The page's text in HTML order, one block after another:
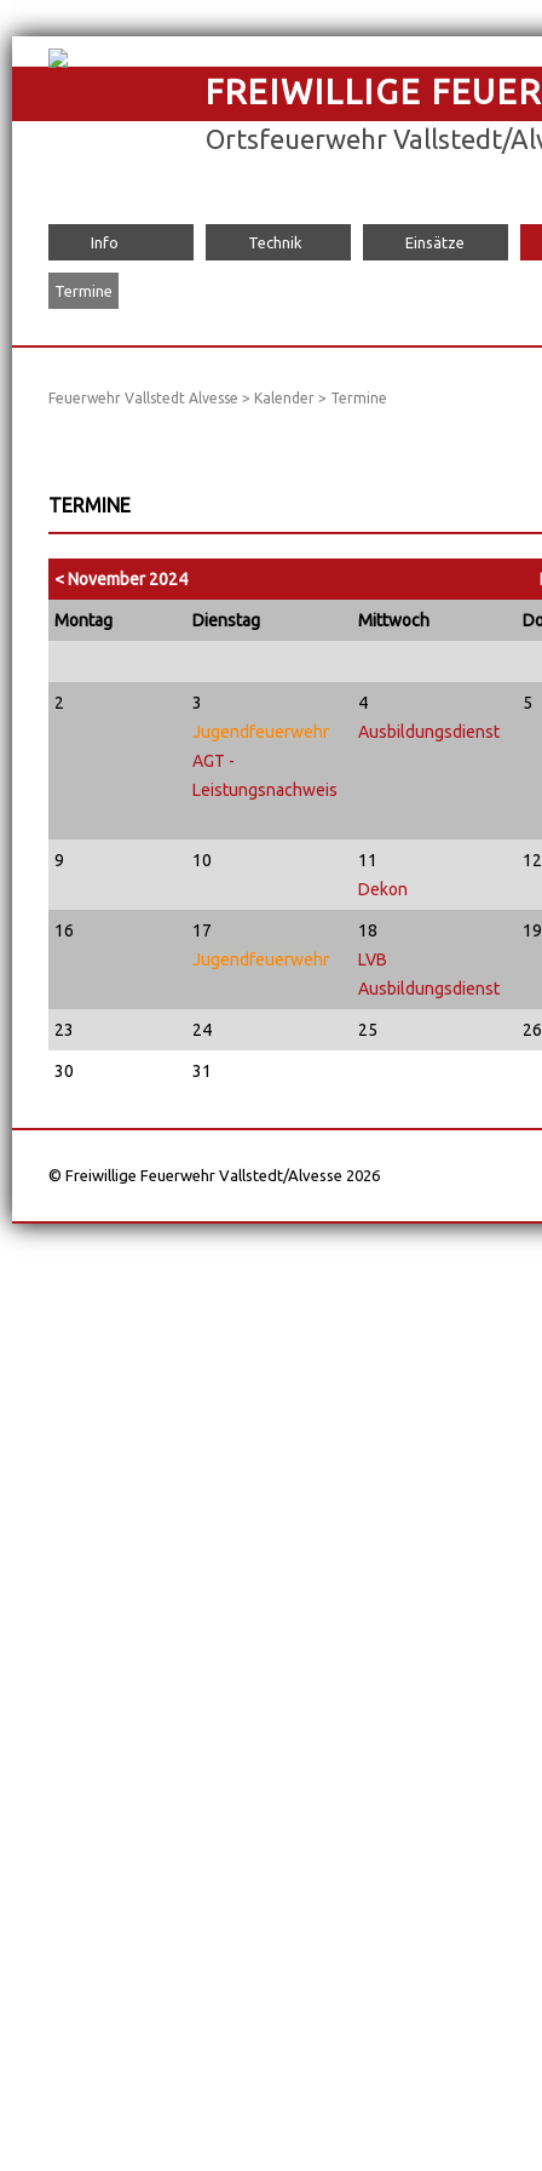
FREIWILLIGE
Ortsfeuerwehr Vallstedt/
überspringen
Info Technik Einsätze
Termine
Feuerwehr Vallstedt Alvesse > Kalender > Termine
TERMINE
< November 2024
Montag Dienstag Mittwoch
2
3
Jugendfeuerwehr
AGT -
Leistungsnachweis
4
Ausbildungsdienst
5
9 10
11
Dekon
12
16
17
Jugendfeuerwehr
18
LVB
Ausbildungsdienst
19
23 24 25 26
30 31
© Freiwillige Feuerwehr Vallstedt/Alvesse 2026